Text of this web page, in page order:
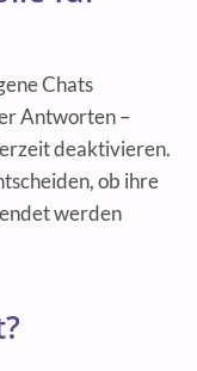
Chats
Antworten –
deaktivieren.
ob ihre
werden